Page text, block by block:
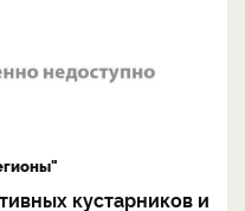
кустарников и